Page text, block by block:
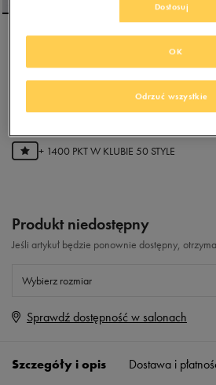
ML_WL373V2
289)
+ 1400 PKT W KLUBIE 50 STYLE
Produkt niedostępny
Jeśli artykuł będzie ponownie dostępny,
Wybierz rozmiar
Rozmiary EU
Sprawdź dostępność w salonach
Szczegóły i opis Dostawa i
Dostosuj
Odrzuć wszystkie
OK